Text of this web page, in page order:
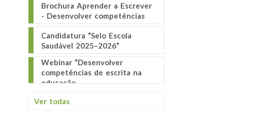
Brochura Aprender a Escrever
- Desenvolver competências
Candidatura “Selo Escola
Saudável 2025–2026”
Webinar “Desenvolver
competências de escrita na
educação
Ver todas